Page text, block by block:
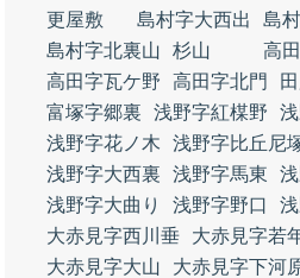
更屋敷
島村字大西出
島
島村字北裏山
杉山
高
高田字瓦ケ野
高田字北門
富塚字郷裏
浅野字紅楳野
浅野字花ノ木
浅野字比丘尼
浅野字大西裏
浅野字馬東
浅野字大曲り
浅野字野口
大赤見字西川垂
大赤見字若
大赤見字大山
大赤見字下河